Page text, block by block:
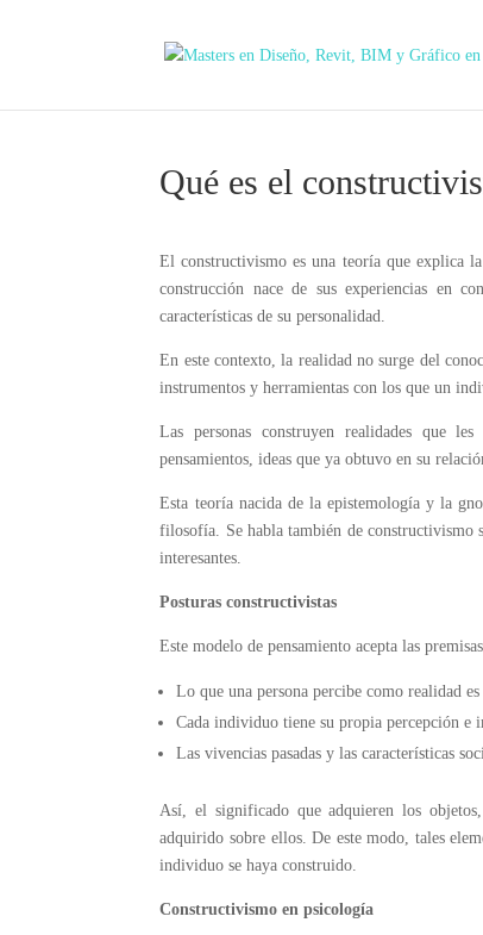
Qué es el
El constructivismo es una teoría que explica
construcción nace de sus experiencias en
características de su personalidad.
En este contexto, la realidad no surge del
instrumentos y herramientas con los que un
Las personas construyen realidades que
pensamientos, ideas que ya obtuvo en su
Esta teoría nacida de la epistemología y la
filosofía. Se habla también de constructivismo
interesantes.
Posturas constructivistas
Este modelo de pensamiento acepta las
Lo que una persona percibe como realidad
Cada individuo tiene su propia percepción e
Las vivencias pasadas y las características
Así, el significado que adquieren los
adquirido sobre ellos. De este modo, tales
individuo se haya construido.
Constructivismo en psicología